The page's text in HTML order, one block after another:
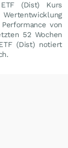
(Dist) Kurs
von
52 Wochen
(Dist) notiert